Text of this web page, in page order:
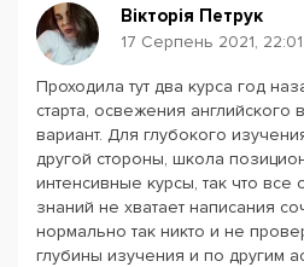
Вікторія Петрук
17 Серпень 2021, 22:01
Проходила тут два курса год
старта, освежения английского
вариант. Для глубокого
другой стороны, школа
интенсивные курсы, так что все
знаний не хватает написания
нормально так никто и не
глубины изучения и по другим